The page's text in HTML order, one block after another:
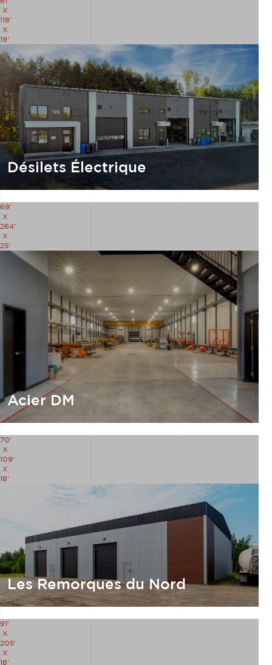
X
118'
X
19'
Désilets Électrique
69'
X
264'
X
25'
Acier DM
70'
X
109'
X
18'
Les Remorques du Nord
91'
X
205'
X
18'